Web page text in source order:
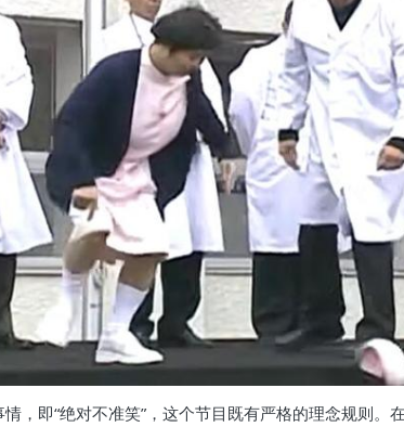
，即“绝对不准笑”，这个节目既有严格的理念规则。